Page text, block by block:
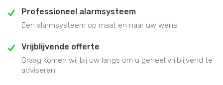
Professioneel alarmsysteem
Een alarmsysteem op maat en naar uw wens.
Vrijblijvende offerte
Graag komen wij bij uw langs om u geheel vrijblijvend te
adviseren.